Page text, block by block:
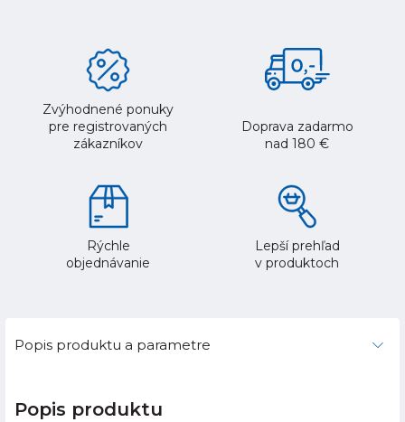
Zvýhodnené ponuky
pre registrovaných
zákazníkov
Doprava zadarmo
nad 180 €
Rýchle
objednávanie
Lepší prehľad
v produktoch
Popis produktu a parametre
Popis produktu